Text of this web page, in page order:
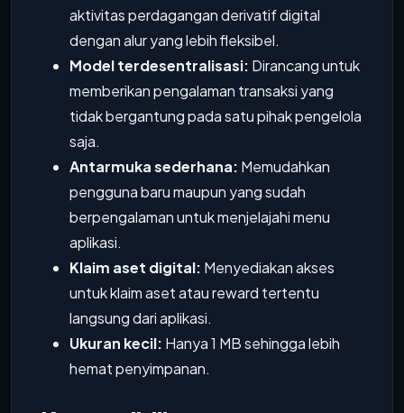
aktivitas perdagangan derivatif digital
dengan alur yang lebih fleksibel.
Model terdesentralisasi: Dirancang untuk
memberikan pengalaman transaksi yang
tidak bergantung pada satu pihak pengelola
saja.
Antarmuka sederhana: Memudahkan
pengguna baru maupun yang sudah
berpengalaman untuk menjelajahi menu
aplikasi.
Klaim aset digital: Menyediakan akses
untuk klaim aset atau reward tertentu
langsung dari aplikasi.
Ukuran kecil: Hanya 1 MB sehingga lebih
hemat penyimpanan.